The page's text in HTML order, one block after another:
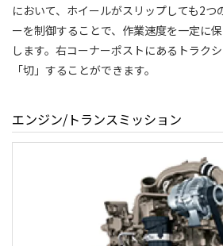
において、ホイールがスリップしても2つ
ーを制御することで、作業速度を一定に
します。右コーナーポストにあるトラク
「切」することができます。
エンジン/トランスミッション